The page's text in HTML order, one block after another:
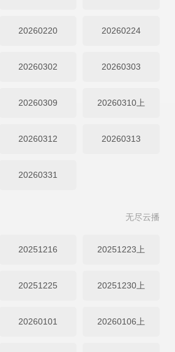
20260220 20260224
20260302 20260303
20260309 20260310上
20260312 20260313
20260331
无尽云播
20251216 20251223上
20251225 20251230上
20260101 20260106上